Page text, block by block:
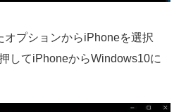
オプションからiPhoneを選択
してiPhoneからWindows10に